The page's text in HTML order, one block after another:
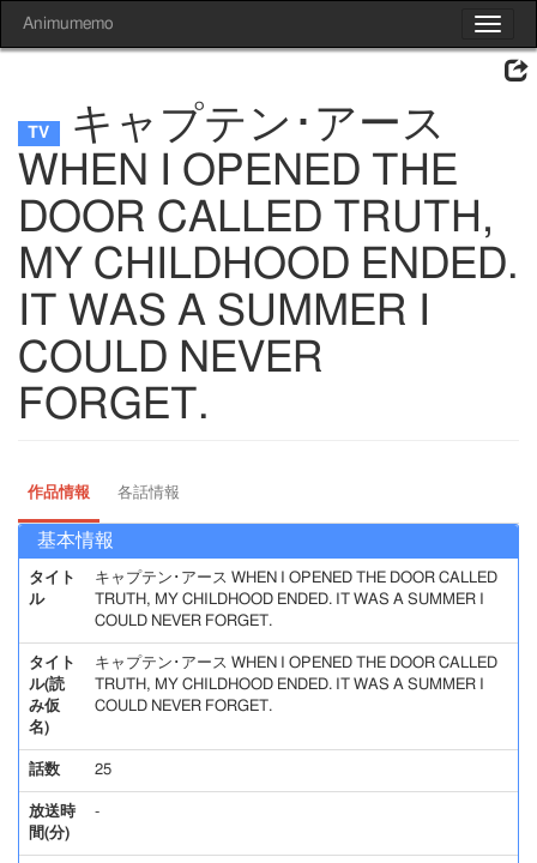
Toggle
Animumemo
キャプテン･アース
WHEN I OPENED THE
DOOR CALLED TRUTH,
MY CHILDHOOD ENDED.
IT WAS A SUMMER I
COULD NEVER
FORGET.
作品情報 各話情報
基本情報
タイト
ル
キャプテン･アース WHEN I OPENED THE DOOR CALLED
TRUTH, MY CHILDHOOD ENDED. IT WAS A SUMMER I
COULD NEVER FORGET.
タイト
ル(読
み仮
名)
キャプテン･アース WHEN I OPENED THE DOOR CALLED
TRUTH, MY CHILDHOOD ENDED. IT WAS A SUMMER I
COULD NEVER FORGET.
話数 25
放送時
間(分)
-